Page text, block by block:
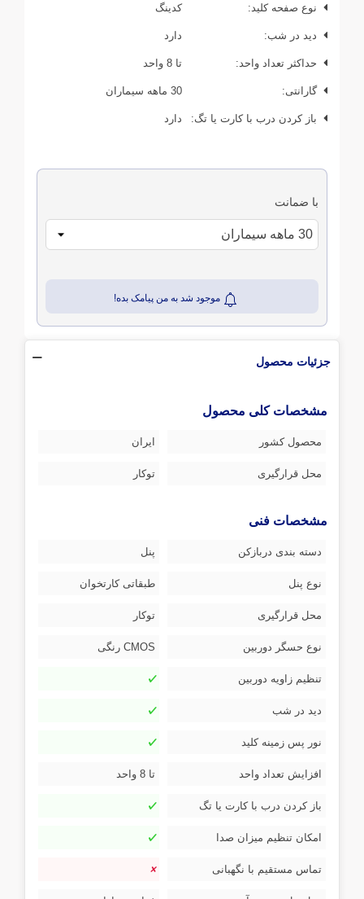
نوع صفحه کلید: کدینگ
دید در شب: دارد
حداکثر تعداد واحد: تا 8 واحد
گارانتی: 30 ماهه سیماران
باز کردن درب با کارت یا تگ: دارد
با ضمانت
موجود شد به من پیامک بده!
جزئیات محصول
مشخصات کلی محصول
محصول کشور ایران
محل قرارگیری توکار
مشخصات فنی
دسته بندی دربازکن پنل
نوع پنل طبقاتی کارتخوان
محل قرارگیری توکار
نوع حسگر دوربین CMOS رنگی
تنظیم زاویه دوربین
دید در شب
نور پس زمینه کلید
افزایش تعداد واحد تا 8 واحد
باز کردن درب با کارت یا تگ
امکان تنظیم میزان صدا
تماس مستقیم با نگهبانی